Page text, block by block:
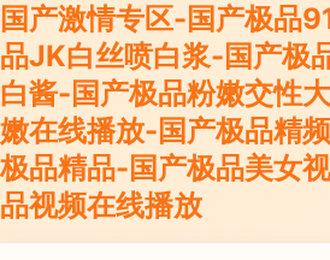
国产激情专区-国产极品
品JK白丝喷白浆-国产极
白酱-国产极品粉嫩交性
嫩在线播放-国产极品精
极品精品-国产极品美女
品视频在线播放